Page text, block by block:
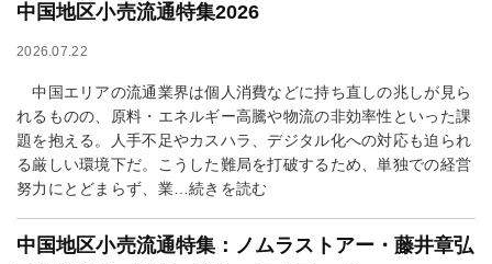
中国地区小売流通特集2026
2026.07.22
中国エリアの流通業界は個人消費などに持ち直しの兆しが見ら
れるものの、原料・エネルギー高騰や物流の非効率性といった課
題を抱える。人手不足やカスハラ、デジタル化への対応も迫られ
る厳しい環境下だ。こうした難局を打破するため、単独での経営
努力にとどまらず、業…続きを読む
中国地区小売流通特集：ノムラストアー・藤井章弘